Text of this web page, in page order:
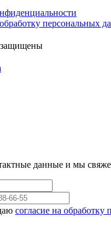
персональных
защищены
данные и мы
согласие на